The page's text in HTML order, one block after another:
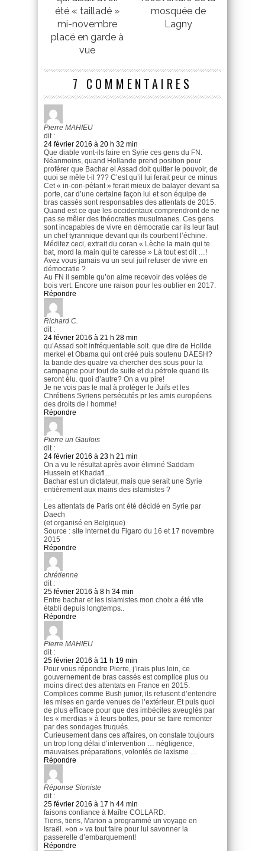
été « tailladé »
mi-novembre
placé en garde à
vue
mosquée de
Lagny
7 COMMENTAIRES
Pierre MAHIEU
dit :
24 février 2016 à 20 h 32 min
Que diable vont-ils faire en Syrie ces gens du FN.
Néanmoins, quand Hollande prend position pour
proférer que Bachar el Assad doit quitter le pouvoir, de
quoi se mêle t-il ??? C’est qu’il lui ferait peur ce minus
Cet « in-con-pétant » ferait mieux de balayer devant sa
porte, car d’une certaine façon lui et son équipe de
bras cassés sont responsables des attentats de 2015.
Quand est ce que les occidentaux comprendront de ne
pas se mêler des théocraties musulmanes. Ces gens
sont incapables de vivre en démocratie car ils leur faut
un chef tyrannique devant qui ils courbent l’échine.
Méditez ceci, extrait du coran « Lèche la main qui te
bat, mord la main qui te caresse » Là tout est dit …!
Avez vous jamais vu un seul juif refuser de vivre en
démocratie ?
Au FN il semble qu’on aime recevoir des volées de
bois vert. Encore une raison pour les oublier en 2017.
Répondre
Richard C.
dit :
24 février 2016 à 21 h 28 min
qu’Assad soit infréquentable soit. que dire de Hollde
merkel et Obama qui ont créé puis soutenu DAESH?
la bande des quatre va chercher des sous pour la
campagne pour tout de suite et du pétrole quand ils
seront élu. quoi d’autre? On a vu pire!
Je ne vois pas le mal à protéger le Juifs et les
Chrétiens Syriens persécutés pr les amis européens
des droits de l homme!
Répondre
Pierre un Gaulois
dit :
24 février 2016 à 23 h 21 min
On a vu le résultat après avoir éliminé Saddam
Hussein et Khadafi…
Bachar est un dictateur, mais que serait une Syrie
entièrement aux mains des islamistes ?
….
Les attentats de Paris ont été décidé en Syrie par
Daech
(et organisé en Belgique)
Source : site internet du Figaro du 16 et 17 novembre
2015
Répondre
chrétienne
dit :
25 février 2016 à 8 h 34 min
Entre bachar et les islamistes mon choix a été vite
établi depuis longtemps..
Répondre
Pierre MAHIEU
dit :
25 février 2016 à 11 h 19 min
Pour vous répondre Pierre, j’irais plus loin, ce
gouvernement de bras cassés est complice plus ou
moins direct des attentats en France en 2015.
Complices comme Bush junior, ils refusent d’entendre
les mises en garde venues de l’extérieur. Et puis quoi
de plus efficace pour que des imbéciles aveuglés par
les « merdias » à leurs bottes, pour se faire remonter
par des sondages truqués.
Curieusement dans ces affaires, on constate toujours
un trop long délai d’intervention … négligence,
mauvaises préparations, volontés de laxisme …
Répondre
Réponse Sioniste
dit :
25 février 2016 à 17 h 44 min
faisons confiance à Maître COLLARD.
Tiens, tiens, Marion a programmé un voyage en
Israël. »on » va tout faire pour lui savonner la
passerelle d’embarquement!
Répondre